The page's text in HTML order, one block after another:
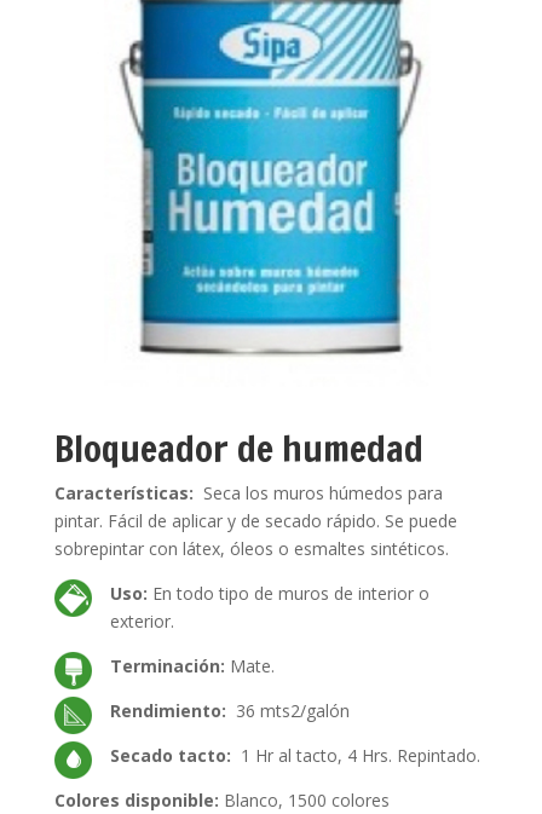
Bloqueador de humedad
Características: Seca los muros húmedos para
pintar. Fácil de aplicar y de secado rápido. Se puede
sobrepintar con látex, óleos o esmaltes sintéticos.
Uso: En todo tipo de muros de interior o
exterior.
Terminación: Mate.
Rendimiento: 36 mts2/galón
Secado tacto: 1 Hr al tacto, 4 Hrs. Repintado.
Colores disponible: Blanco, 1500 colores